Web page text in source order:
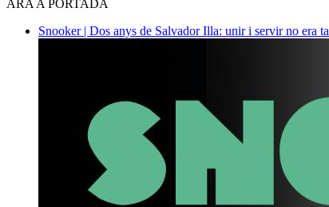
ARA A PORTADA
Snooker | Dos anys de Salvador Illa: unir i servir no era